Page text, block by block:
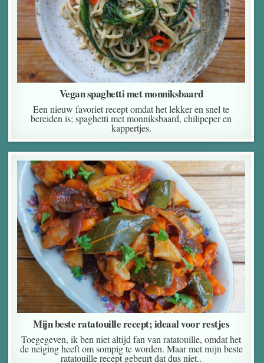
Vegan spaghetti met monniksbaard
Een nieuw favoriet recept omdat het lekker en snel te
bereiden is; spaghetti met monniksbaard, chilipeper en
kappertjes.
Mijn beste ratatouille recept; ideaal voor restjes
Toegegeven, ik ben niet altijd fan van ratatouille, omdat het
de neiging heeft om sompig te worden. Maar met mijn beste
ratatouille recept gebeurt dat dus niet..